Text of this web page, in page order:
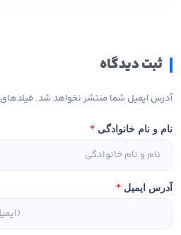
ثبت دیدگاه
آدرس ایمیل شما منتشر نخواهد شد. فیلدهای
نام و نام خانوادگی *
آدرس ایمیل *